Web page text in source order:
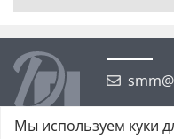
Мы используем куки